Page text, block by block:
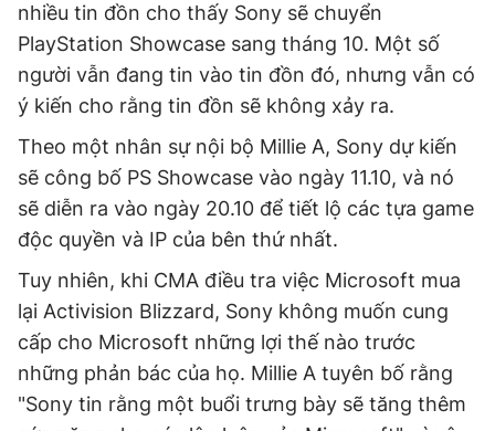
nhiều tin đồn cho thấy Sony sẽ chuyển
PlayStation Showcase sang tháng 10. Một số
người vẫn đang tin vào tin đồn đó, nhưng vẫn có
ý kiến cho rằng tin đồn sẽ không xảy ra.
Theo một nhân sự nội bộ Millie A, Sony dự kiến
sẽ công bố PS Showcase vào ngày 11.10, và nó
sẽ diễn ra vào ngày 20.10 để tiết lộ các tựa game
độc quyền và IP của bên thứ nhất.
Tuy nhiên, khi CMA điều tra việc Microsoft mua
lại Activision Blizzard, Sony không muốn cung
cấp cho Microsoft những lợi thế nào trước
những phản bác của họ. Millie A tuyên bố rằng
"Sony tin rằng một buổi trưng bày sẽ tăng thêm